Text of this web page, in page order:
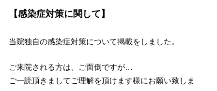
【感染症対策に関して】
当院独自の感染症対策について掲載をしました。
ご来院される方は、ご面倒ですが…
ご一読頂きましてご理解を頂けます様にお願い致しま